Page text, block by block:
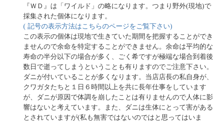
『ＷＤ』は「ワイルド」の略になります。つまり野外(現地)で
採集された個体になります。
( 記号の表示方法はこちらのページをご覧下さい)
この表示の個体は現地で生きていた期間を把握することができ
ませんので余命を特定することができません。余命は平均的な
寿命の半分以下の場合が多く、ごく希ですが極端な場合到着後
数日で逝ってしまうということも有りますのでご注意下さい。
ダニが付いていることが多くなります。当店店長の私自身が、
クワガタたちと１日６時間以上を共に長年仕事をしています
が、ダニが原因で体調を崩したことは有りませんので人体に影
響はないと考えています。また、ダニは生体にとって害がある
とされていますが(私も無害ではないのではと思ってはいま